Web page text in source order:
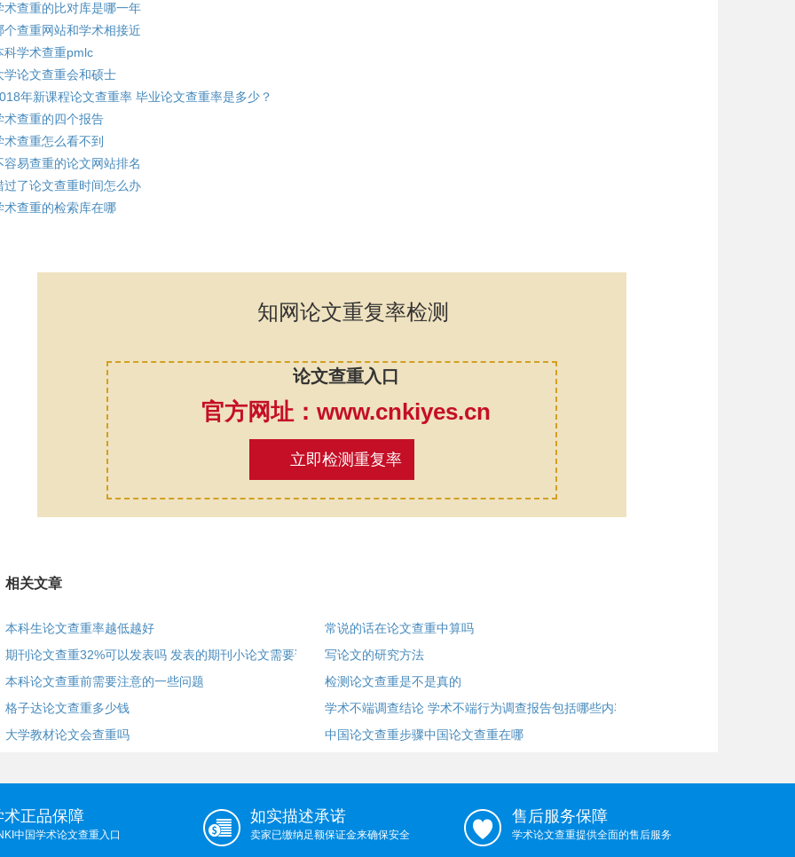
术查重的比对库是哪一年
个查重网站和学术相接近
科学术查重pmlc
学论文查重会和硕士
年新课程论文查重率 毕业论文查重率是多少？
术查重的四个报告
术查重怎么看不到
容易查重的论文网站排名
过了论文查重时间怎么办
术查重的检索库在哪
知网论文重复率检测
论文查重入口
官方网址：www.cnkiyes.cn
立即检测重复率
相关文章
本科生论文查重率越低越好
期刊论文查重32%可以发表吗 发表的期刊小论文需要论文
本科论文查重前需要注意的一些问题
格子达论文查重多少钱
大学教材论文会查重吗
常说的话在论文查重中算吗
写论文的研究方法
检测论文查重是不是真的
学术不端调查结论 学术不端行为调查报告包括哪些内容？
中国论文查重步骤中国论文查重在哪
术正品保障
中国学术论文查重入口
如实描述承诺
卖家已缴纳足额保证金来确保安全
售后服务保障
学术论文查重提供全面的售后服务